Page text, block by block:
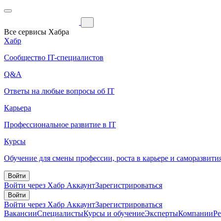
Все сервисы Хабра
Хабр
Сообщество IT-специалистов
Q&A
Ответы на любые вопросы об IT
Карьера
Профессиональное развитие в IT
Курсы
Обучение для смены профессии, роста в карьере и
Войти
Войти через Хабр АккаунтЗарегистрироваться
Войти
Войти через Хабр АккаунтЗарегистрироваться
ВакансииСпециалистыКурсы и обучениеЭкспертыКомпании